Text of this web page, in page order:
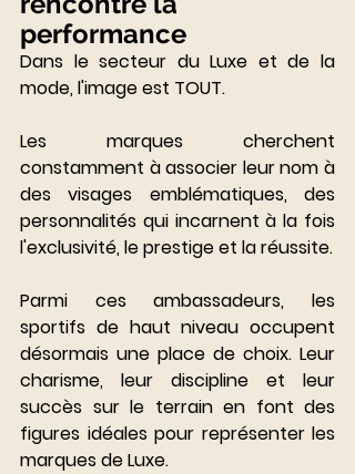
performance
Dans le secteur du Luxe et de la
mode, l'image est TOUT.
Les marques cherchent
constamment à associer leur nom à
des visages emblématiques, des
personnalités qui incarnent à la fois
Parmi ces ambassadeurs, les
sportifs de haut niveau occupent
désormais une place de choix. Leur
charisme, leur discipline et leur
succès sur le terrain en font des
figures idéales pour représenter les
marques de Luxe.